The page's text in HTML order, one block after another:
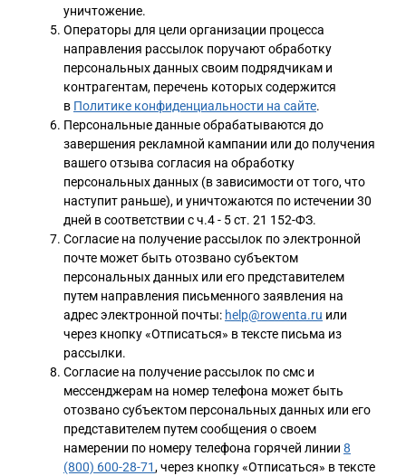
уничтожение.
Операторы для цели организации процесса
направления рассылок поручают обработку
персональных данных своим подрядчикам и
контрагентам, перечень которых содержится
в Политике конфиденциальности на сайте.
Персональные данные обрабатываются до
завершения рекламной кампании или до получения
вашего отзыва согласия на обработку
персональных данных (в зависимости от того, что
наступит раньше), и уничтожаются по истечении 30
дней в соответствии с ч.4 - 5 ст. 21 152-ФЗ.
Согласие на получение рассылок по электронной
почте может быть отозвано субъектом
персональных данных или его представителем
путем направления письменного заявления на
адрес электронной почты: help@rowenta.ru или
через кнопку «Отписаться» в тексте письма из
рассылки.
Согласие на получение рассылок по смс и
мессенджерам на номер телефона может быть
отозвано субъектом персональных данных или его
представителем путем сообщения о своем
намерении по номеру телефона горячей линии 8
(800) 600-28-71, через кнопку «Отписаться» в тексте